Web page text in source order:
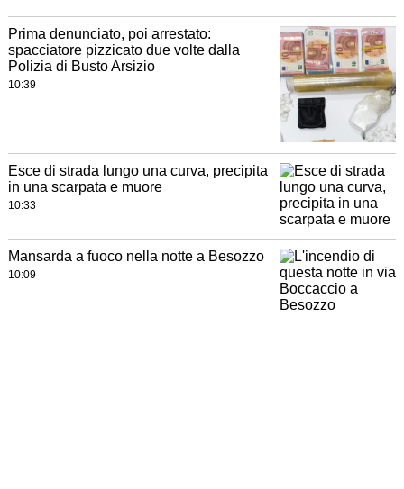
Prima denunciato, poi arrestato:
spacciatore pizzicato due volte dalla
Polizia di Busto Arsizio
10:39
Esce di strada lungo una curva, precipita
in una scarpata e muore
10:33
Mansarda a fuoco nella notte a Besozzo
10:09